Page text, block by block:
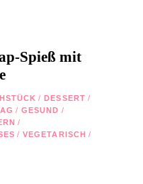
Spieß mit
/ DESSERT /
/ GESUND /
/
/ VEGETARISCH /